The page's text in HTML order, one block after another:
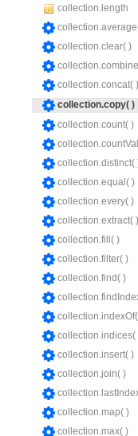
collection.length
collection.clear( )
collection.concat( )
collection.copy( )
collection.count( )
collection.distinct(
collection.equal( )
collection.every( )
collection.extract( )
collection.fill( )
collection.filter( )
collection.find( )
collection.indices(
collection.insert( )
collection.join( )
collection.map( )
collection.max( )